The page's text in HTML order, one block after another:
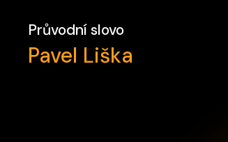
Průvodní slovo
Pavel Liška